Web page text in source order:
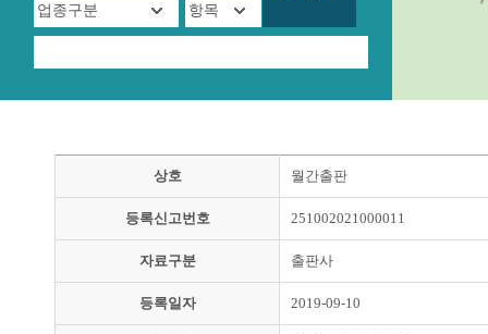
상호 월간출판
등록신고번호 251002021000011
자료구분 출판사
등록일자 2019-09-10